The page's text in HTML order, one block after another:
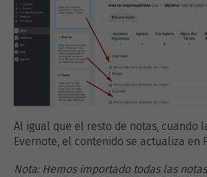
Al igual que el resto de notas, cuando
Evernote, el contenido se actualiza en
Nota: Hemos importado todas las